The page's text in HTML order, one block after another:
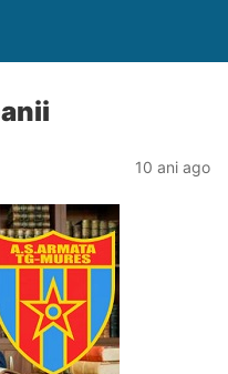
10 ani ago